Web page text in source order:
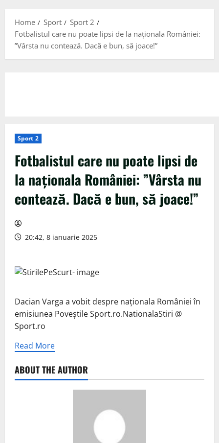
Home Sport
Sport 2
Fotbalistul care nu poate lipsi de la naționala României:
”Vârsta nu contează. Dacă e bun, să joace!”
Sport 2
Fotbalistul care nu poate lipsi de
la naționala României: ”Vârsta nu
contează. Dacă e bun, să joace!”
20:42, 8 ianuarie 2025
Dacian Varga a vobit despre naționala României în
emisiunea Poveștile Sport.ro.NationalaStiri @
Sport.ro
Read More
ABOUT THE AUTHOR